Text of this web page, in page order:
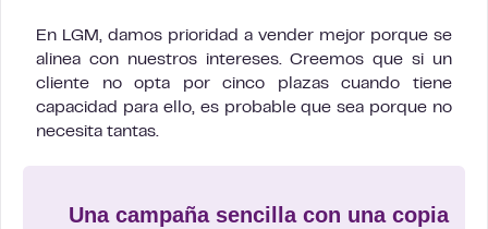
En LGM, damos prioridad a vender mejor porque se
alinea con nuestros intereses. Creemos que si un
cliente no opta por cinco plazas cuando tiene
capacidad para ello, es probable que sea porque no
necesita tantas.
Una campaña sencilla con una copia